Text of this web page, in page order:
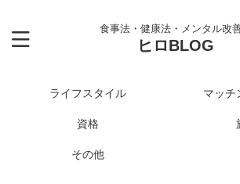
食事法・健康法・メンタル改
ヒロBLOG
ライフスタイル マッチ
資格
その他